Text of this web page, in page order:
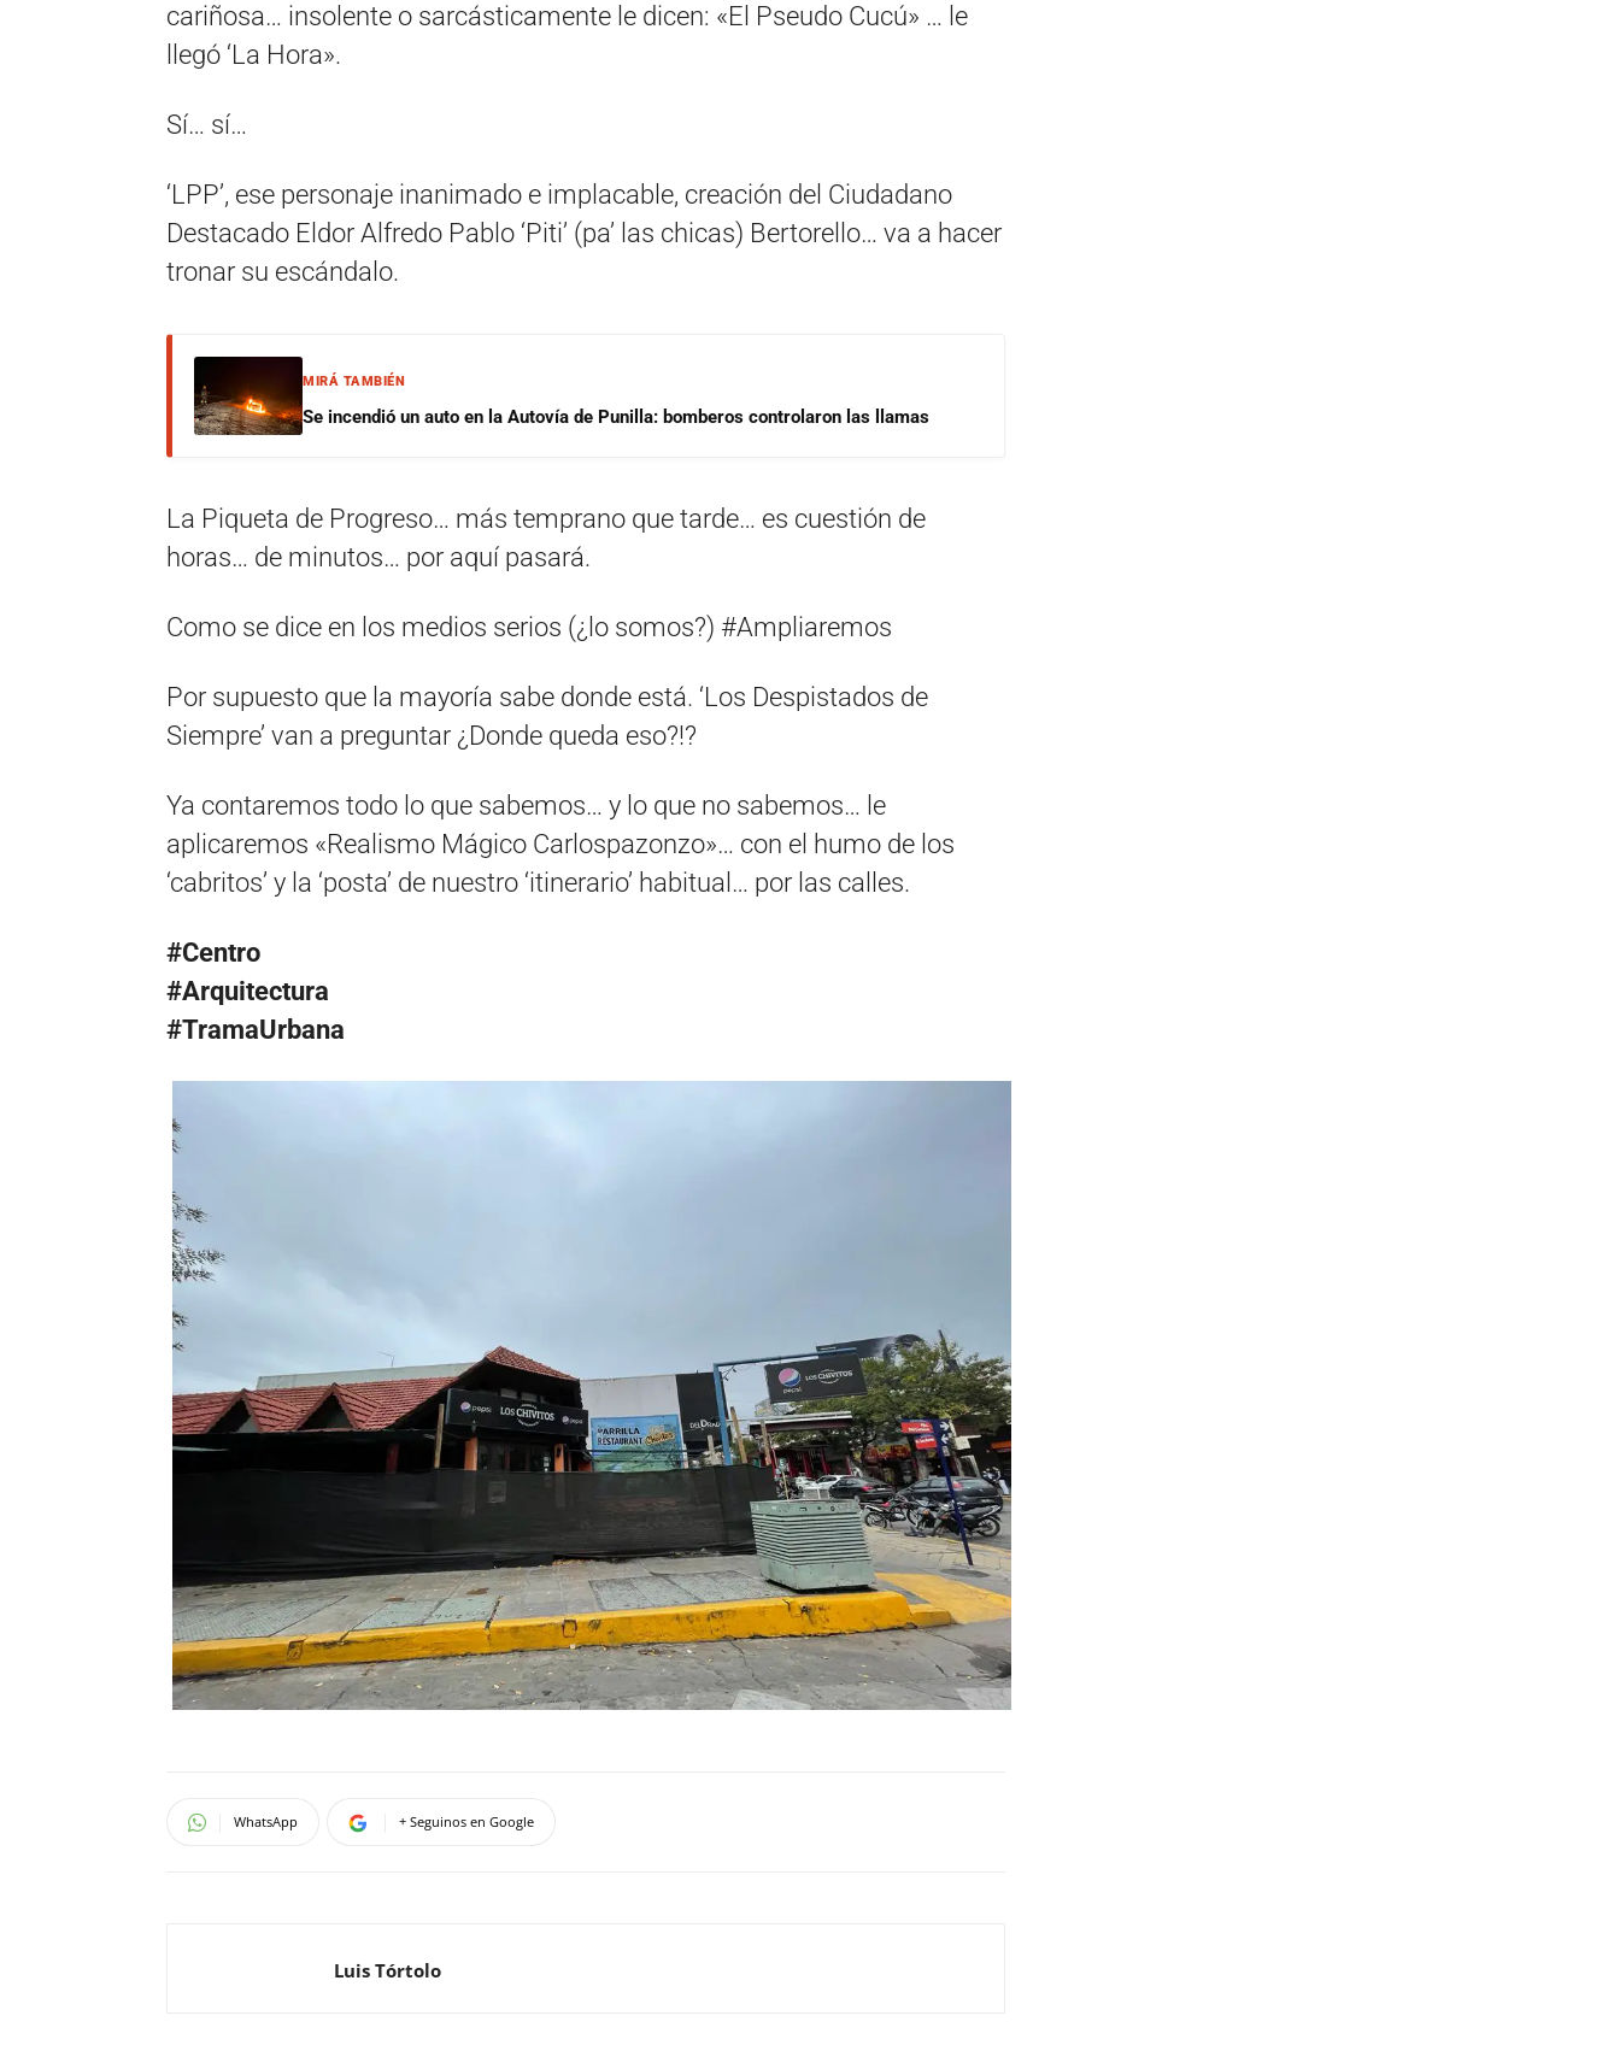
cariñosa… insolente o sarcásticamente le dicen: «El Pseudo Cucú» … le
llegó ‘La Hora».
Sí… sí…
‘LPP’, ese personaje inanimado e implacable, creación del Ciudadano
Destacado Eldor Alfredo Pablo ‘Piti’ (pa’ las chicas) Bertorello… va a hacer
tronar su escándalo.
MIRÁ TAMBIÉN
Se incendió un auto en la Autovía de Punilla: bomberos controlaron las llamas
La Piqueta de Progreso… más temprano que tarde… es cuestión de
horas… de minutos… por aquí pasará.
Como se dice en los medios serios (¿lo somos?) #Ampliaremos
Por supuesto que la mayoría sabe donde está. ‘Los Despistados de
Siempre’ van a preguntar ¿Donde queda eso?!?
Ya contaremos todo lo que sabemos… y lo que no sabemos… le
aplicaremos «Realismo Mágico Carlospazonzo»… con el humo de los
‘cabritos’ y la ‘posta’ de nuestro ‘itinerario’ habitual… por las calles.
#Centro
#Arquitectura
#TramaUrbana
WhatsApp + Seguinos en Google
Luis Tórtolo